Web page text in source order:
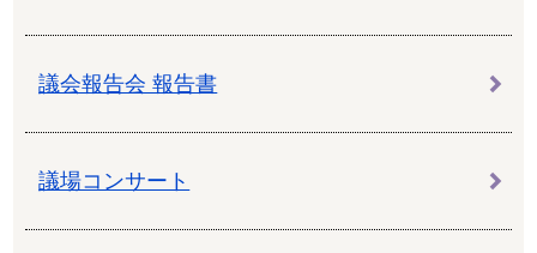
議会報告会 報告書
議場コンサート